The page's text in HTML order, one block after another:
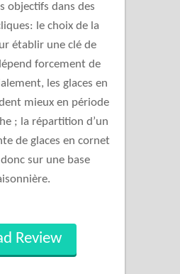
objectifs dans des
le choix de la
établir une clé de
forcement de
les glaces en
mieux en période
; la répartition d’un
de glaces en cornet
sur une base
Review